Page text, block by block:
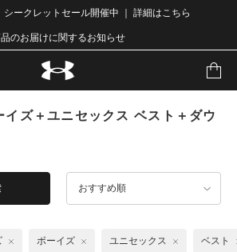
シークレットセール開催中 ｜ 詳細はこちら
のお届けに関するお知らせ
イズ＋ユニセックス ベスト＋ダウ
おすすめ順
ボーイズ ユニセックス ベスト